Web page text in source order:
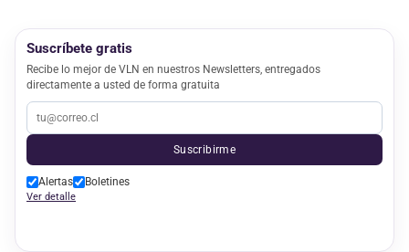
Suscríbete gratis
Recibe lo mejor de VLN en nuestros Newsletters, entregados
directamente a usted de forma gratuita
Suscribirme
Alertas Boletines
Ver detalle